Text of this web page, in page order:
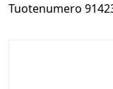
Tuotenumero